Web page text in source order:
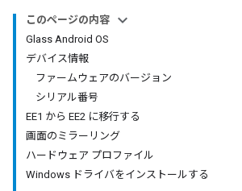
このページの内容
Glass Android OS
デバイス情報
ファームウェアのバージョン
シリアル番号
EE1 から EE2 に移行する
画面のミラーリング
ハードウェア プロファイル
Windows ドライバをインストールする